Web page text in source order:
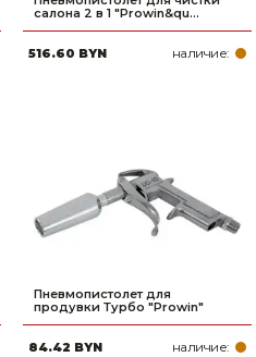
салона 2 в 1 "Prowin&qu...
516.60 BYN наличие:
Пневмопистолет для
продувки Турбо "Prowin"
84.42 BYN наличие: